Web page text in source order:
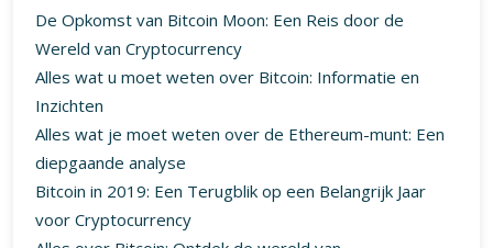
De Opkomst van Bitcoin Moon: Een Reis door de
Wereld van Cryptocurrency
Alles wat u moet weten over Bitcoin: Informatie en
Inzichten
Alles wat je moet weten over de Ethereum-munt: Een
diepgaande analyse
Bitcoin in 2019: Een Terugblik op een Belangrijk Jaar
voor Cryptocurrency